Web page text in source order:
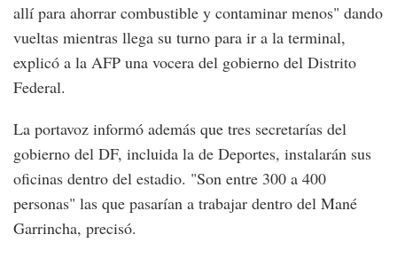
allí para ahorrar combustible y contaminar menos" dando
vueltas mientras llega su turno para ir a la terminal,
explicó a la AFP una vocera del gobierno del Distrito
Federal.
La portavoz informó además que tres secretarías del
gobierno del DF, incluida la de Deportes, instalarán sus
oficinas dentro del estadio. "Son entre 300 a 400
personas" las que pasarían a trabajar dentro del Mané
Garrincha, precisó.